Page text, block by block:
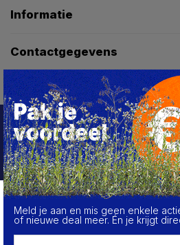
Informatie
Contactgegevens
Schrijf je in voor de beste
Over de cookies op
We maken gebruik van cookies om
Meld je aan en mis geen enkele
of nieuwe deal meer. Én je krijgt